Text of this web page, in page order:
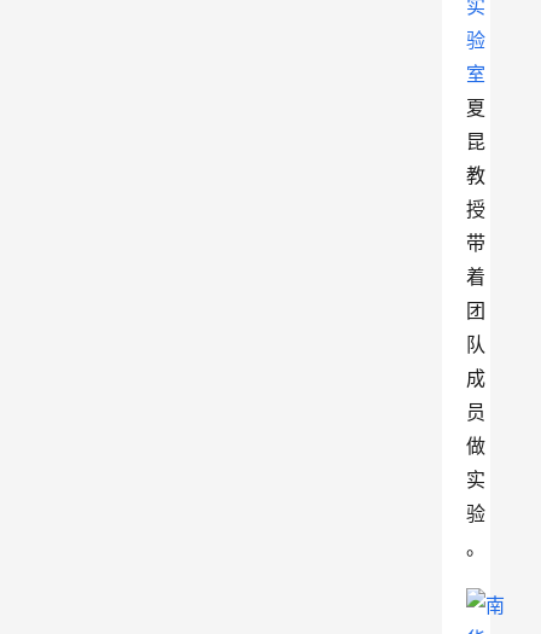
夏
昆
教
授
带
着
团
队
成
员
做
实
验
。